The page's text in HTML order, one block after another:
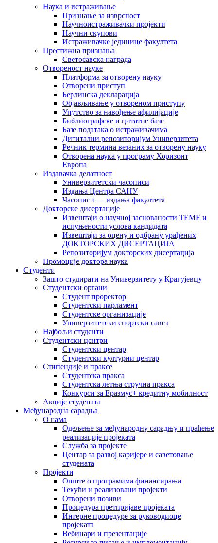
Наука и истраживање
Признање за изврсност
Научноистраживачки пројекти
Научни скупови
Истраживачке јединице факултета
Престижна признања
Светосавска награда
Отвореност науке
Платформа за отворену науку
Отворени приступ
Берлинска декларација
Објављивање у отвореном приступу
Упутство за навођење афилијације
Библиографске и цитатне базе
Базе података о истраживачима
Дигитални репозиторијум Универзитета
Рeчник термина везаних за отворену науку
Отворена наука у програму Хоризонт
Европа
Издавачка делатност
Универзитетски часописи
Издања Центра САНУ
Часописи — издања факултета
Докторске дисертације
Извештаји о научној заснованости ТЕМЕ и
испуњености услова кандидата
Извештаји за оцену и одбрану урађених
ДОКТОРСКИХ ДИСЕРТАЦИЈА
Репозиторијум докторских дисертација
Промоције доктора наука
Студенти
Зашто студирати на Универзитету у Крагујевцу
Студентски органи
Студент проректор
Студентски парламент
Студентске организације
Универзитетски спортски савез
Најбољи студенти
Студентски центри
Студентски центар
Студентски културни центар
Стипендије и праксе
Студентска пракса
Студентска летња стручна пракса
Конкурси за Еразмус+ кредитну мобилност
Акције студената
Међународна сарадња
О нама
Одељење за међународну сарадњу и праћење
реализације пројеката
Служба за пројекте
Центар за развој каријере и саветовање
студената
Пројекти
Опште о програмима финансирања
Текући и реализовани пројекти
Отворени позиви
Процедура претпријаве пројеката
Интерне процедуре за руководиоце
пројеката
Вебинари и презентације